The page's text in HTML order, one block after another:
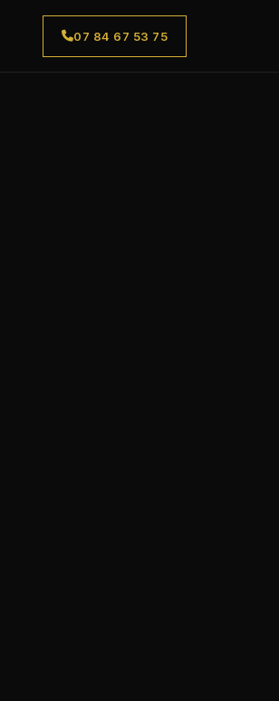
07 84 67 53 75